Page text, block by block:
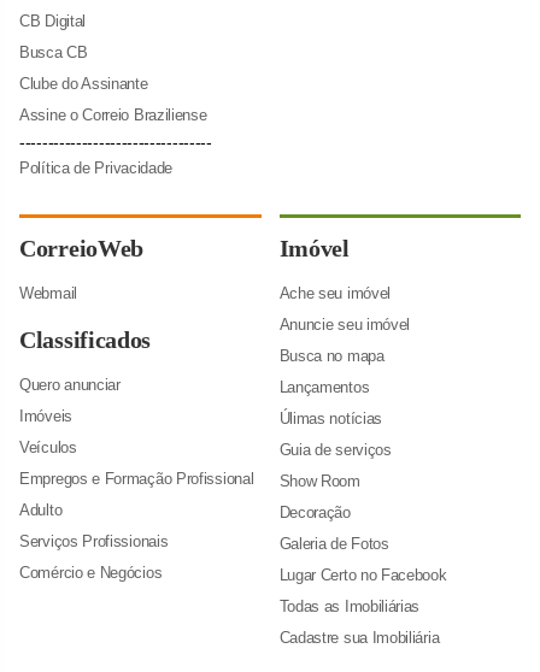
CB Digital
Busca CB
Clube do Assinante
Assine o Correio Braziliense
----------------------------------
Política de Privacidade
CorreioWeb
Webmail
Classificados
Quero anunciar
Imóveis
Veículos
Empregos e Formação Profissional
Adulto
Serviços Profissionais
Comércio e Negócios
Imóvel
Ache seu imóvel
Anuncie seu imóvel
Busca no mapa
Lançamentos
Úlimas notícias
Guia de serviços
Show Room
Decoração
Galeria de Fotos
Lugar Certo no Facebook
Todas as Imobiliárias
Cadastre sua Imobiliária